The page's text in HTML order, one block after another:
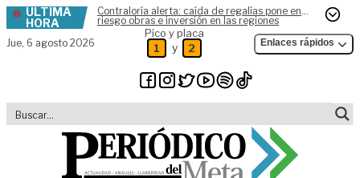
Skip to content
ÚLTIMA
HORA
Contraloría alerta: caída de regalías pone en
riesgo obras e inversión en las regiones
Jue, 6 agosto 2026
Pico y placa
1 y 2 Enlaces rápidos